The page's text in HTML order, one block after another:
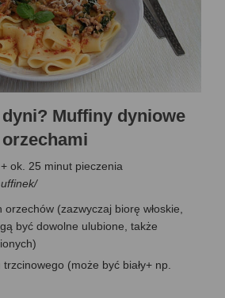
Muffiny dyniowe
orzechami
ok. 25 minut pieczenia
orzechów (zazwyczaj biorę włoskie,
być dowolne ulubione, także
trzcinowego (może być biały+ np.